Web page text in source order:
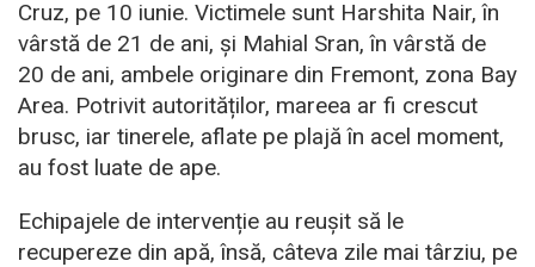
Cruz, pe 10 iunie. Victimele sunt Harshita Nair, în
vârstă de 21 de ani, și Mahial Sran, în vârstă de
20 de ani, ambele originare din Fremont, zona Bay
Area. Potrivit autorităților, mareea ar fi crescut
brusc, iar tinerele, aflate pe plajă în acel moment,
au fost luate de ape.
Echipajele de intervenție au reușit să le
recupereze din apă, însă, câteva zile mai târziu, pe